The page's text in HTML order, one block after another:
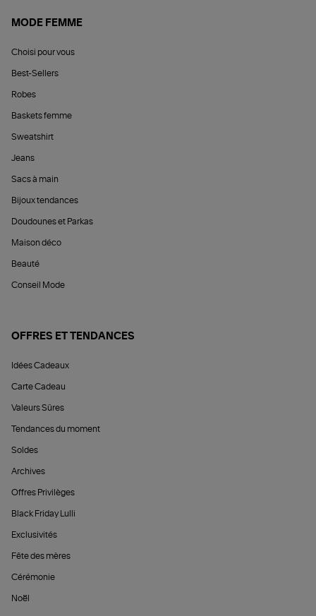
MODE FEMME
Choisi pour vous
Best-Sellers
Robes
Baskets femme
Sweatshirt
Jeans
Sacs à main
Bijoux tendances
Doudounes et Parkas
Maison déco
Beauté
Conseil Mode
OFFRES ET TENDANCES
Idées Cadeaux
Carte Cadeau
Valeurs Sûres
Tendances du moment
Soldes
Archives
Offres Privilèges
Black Friday Lulli
Exclusivités
Fête des mères
Cérémonie
Noël